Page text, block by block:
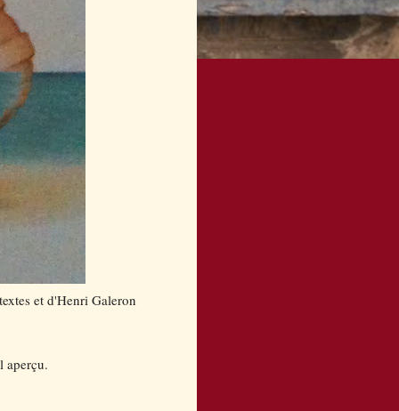
et d'Henri Galeron
aperçu.